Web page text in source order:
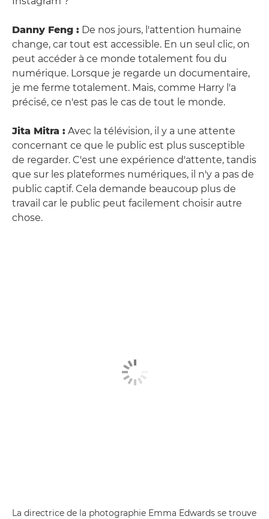
Danny Feng : De nos jours, l'attention humaine
change, car tout est accessible. En un seul clic, on
peut accéder à ce monde totalement fou du
numérique. Lorsque je regarde un documentaire,
je me ferme totalement. Mais, comme Harry l'a
précisé, ce n'est pas le cas de tout le monde.
Jita Mitra : Avec la télévision, il y a une attente
concernant ce que le public est plus susceptible
de regarder. C'est une expérience d'attente, tandis
que sur les plateformes numériques, il n'y a pas de
public captif. Cela demande beaucoup plus de
travail car le public peut facilement choisir autre
chose.
La directrice de la photographie Emma Edwards se trouve